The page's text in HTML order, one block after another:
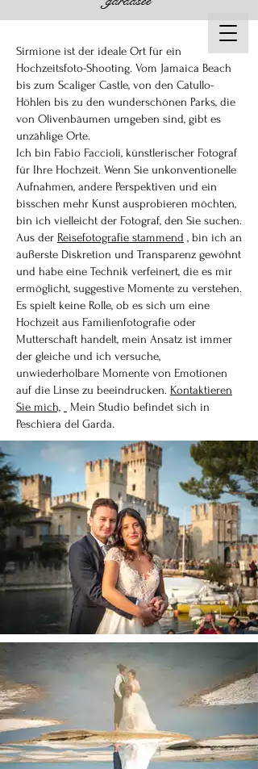
Sirmione ist der ideale Ort für ein
Hochzeitsfoto-Shooting. Vom Jamaica Beach
bis zum Scaliger Castle, von den Catullo-
Höhlen bis zu den wunderschönen Parks, die
von Olivenbäumen umgeben sind, gibt es
unzählige Orte.
Ich bin Fabio Faccioli, künstlerischer Fotograf
für Ihre Hochzeit. Wenn Sie unkonventionelle
Aufnahmen, andere Perspektiven und ein
bisschen mehr Kunst ausprobieren möchten,
bin ich vielleicht der Fotograf, den Sie suchen.
Aus der Reisefotografie stammend , bin ich an
äußerste Diskretion und Transparenz gewöhnt
und habe eine Technik verfeinert, die es mir
ermöglicht, suggestive Momente zu verstehen.
Es spielt keine Rolle, ob es sich um eine
Hochzeit aus Familienfotografie oder
Mutterschaft handelt, mein Ansatz ist immer
der gleiche und ich versuche,
unwiederholbare Momente von Emotionen
auf die Linse zu beeindrucken. Kontaktieren
Sie mich,
Mein Studio befindet sich in
Peschiera del Garda.